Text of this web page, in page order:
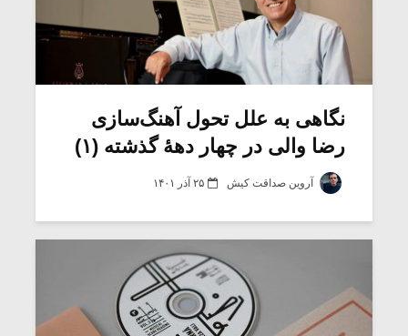
نگاهی به علل تحول آهنگ‌سازی
رضا والی در چهار دهۀ گذشته (۱)
آروین صداقت کیش ۲۵ آذر ۱۴۰۱
میکلوش روژا
یادداشتی بر موسیقی
شیش و نیم»
مشهورترین باشی،
بدنام ترین باش